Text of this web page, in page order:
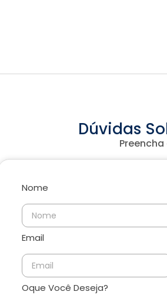
Dúvidas
Nome
Email
Oque Você Deseja?